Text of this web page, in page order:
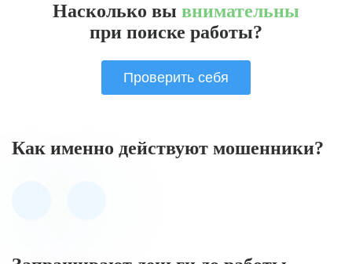
Насколько вы внимательны
при поиске работы?
Проверить себя
Как именно действуют мошенники?